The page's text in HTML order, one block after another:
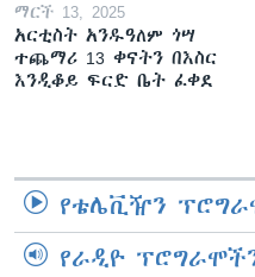
ማርች 13, 2025
አርቲስት አንዱዓለም ጎሣ
ተጨማሪ 13 ቀናትን በእስር
እንዲቆይ ፍርድ ቤት ፈቀደ
የቴሌቪዥን
የራዲዮ